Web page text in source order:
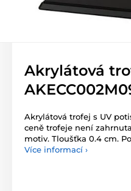
Akrylátová
Akrylátová trofej s UV
ceně trofeje není
motiv. Tloušťka 0.4 cm.
Více informací ›